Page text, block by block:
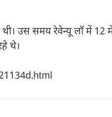
थी। उस समय रेवेन्यू लॉ में
थे।